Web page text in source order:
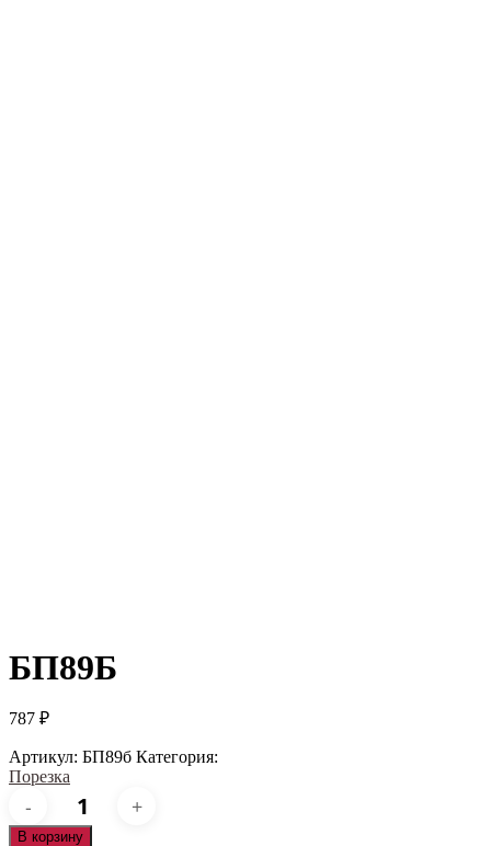
БП89Б
787 ₽
Артикул: БП89б Категория:
Порезка
Количество
товара
БП89б
В корзину